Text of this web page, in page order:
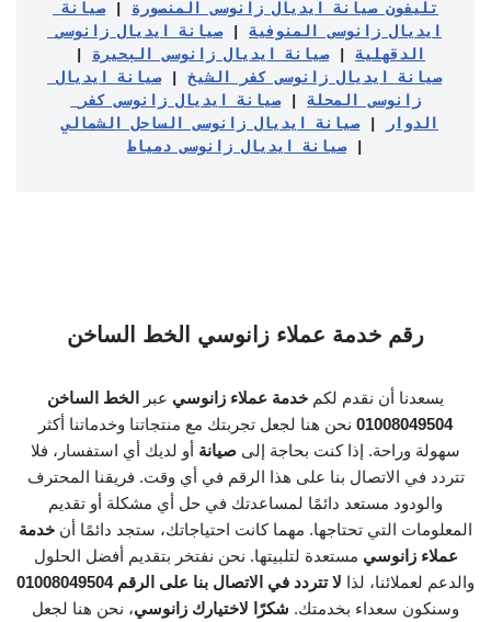
تليفون صيانة ايديال زانوسى المنصورة |
ايديال زانوسى المنوفية |
صيانة ايديال زانوسى
الدقهلية | صيانة ايديال زانوسى البحيرة
صيانة ايديال زانوسى كفر الشيخ |
زانوسى المحلة |
الدوار
| صيانة ايديال زانوسى الساحل الشمالي
| صيانة ايديال زانوسى دمياط
رقم خدمة عملاء زانوسي الخط الساخن
يسعدنا أن نقدم لكم خدمة عملاء زانوسي عبر
الخط الساخن
01008049504 نحن هنا لجعل تجربتك مع منتجاتنا وخدماتنا أكثر
سهولة وراحة. إذا كنت بحاجة إلى صيانة أو لديك أي استفسار، فلا
تتردد في الاتصال بنا على هذا الرقم في أي وقت. فريقنا المحترف
والودود مستعد دائمًا لمساعدتك في حل أي مشكلة أو تقديم
المعلومات التي تحتاجها. مهما كانت احتياجاتك، ستجد دائمًا أن خدمة
عملاء زانوسي مستعدة لتلبيتها. نحن نفتخر بتقديم أفضل الحلول
والدعم لعملائنا، لذا لا تتردد في الاتصال بنا على الرقم 01008049504
وسنكون سعداء بخدمتك. شكرًا لاختيارك زانوسي، نحن هنا لجعل